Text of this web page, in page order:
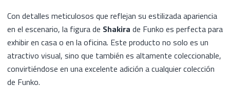
Con detalles meticulosos que reflejan su estilizada apariencia
en el escenario, la figura de Shakira de Funko es perfecta para
exhibir en casa o en la oficina. Este producto no solo es un
atractivo visual, sino que también es altamente coleccionable,
convirtiéndose en una excelente adición a cualquier colección
de Funko.